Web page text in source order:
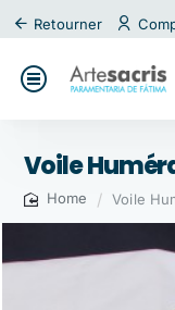
Retourner
Voile
Voile